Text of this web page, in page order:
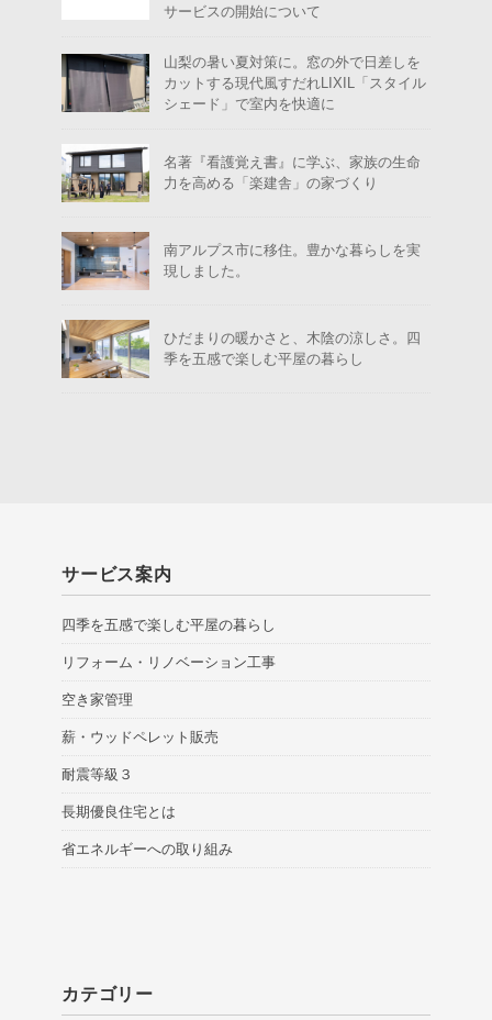
サービスの開始について
山梨の暑い夏対策に。窓の外で日差しを
カットする現代風すだれLIXIL「スタイル
シェード」で室内を快適に
名著『看護覚え書』に学ぶ、家族の生命
力を高める「楽建舎」の家づくり
南アルプス市に移住。豊かな暮らしを実
現しました。
ひだまりの暖かさと、木陰の涼しさ。四
季を五感で楽しむ平屋の暮らし
サービス案内
四季を五感で楽しむ平屋の暮らし
リフォーム・リノベーション工事
空き家管理
薪・ウッドペレット販売
耐震等級３
長期優良住宅とは
省エネルギーへの取り組み
カテゴリー